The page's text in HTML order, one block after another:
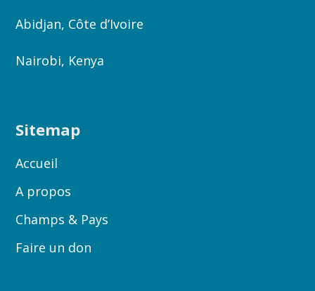
Abidjan, Côte d’Ivoire
Nairobi, Kenya
Sitemap
Accueil
A propos
Champs & Pays
Faire un don